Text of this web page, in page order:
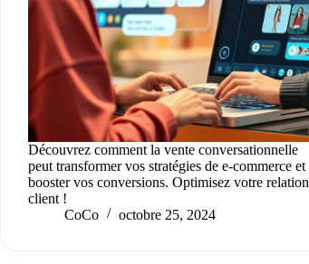
Découvrez comment la vente conversationnelle
peut transformer vos stratégies de e-commerce et
booster vos conversions. Optimisez votre relation
client !
CoCo
octobre 25, 2024